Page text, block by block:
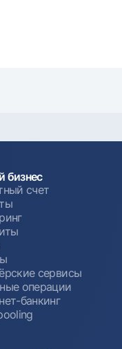
бизнес
счет
сервисы
операции
банкинг